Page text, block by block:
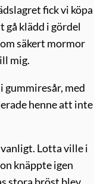
fick vi köpa
gå klädd i gördel
säkert mormor
mig.
gummiresår, med
henne att inte
Lotta ville i
knäppte igen